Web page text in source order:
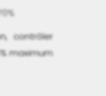
contrôler
maximum